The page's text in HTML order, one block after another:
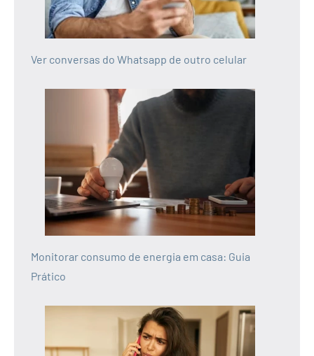
Ver conversas do Whatsapp de outro celular
Monitorar consumo de energia em casa: Guia
Prático